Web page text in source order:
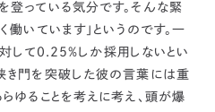
登っている気分です。そんな緊
働いています」というのです。一
して0.25％しか採用しないとい
き門を突破した彼の言葉には重
らゆることを考えに考え、頭が爆